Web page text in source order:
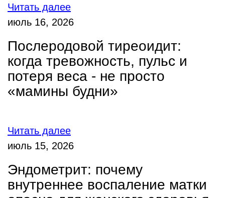
Читать далее
июль 16, 2026
Послеродовой тиреоидит:
когда тревожность, пульс и
потеря веса - не просто
«мамины будни»
Читать далее
июль 15, 2026
Эндометрит: почему
внутреннее воспаление матки